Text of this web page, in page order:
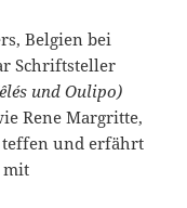
Belgien bei
Schriftsteller
und Oulipo)
Rene Margritte,
teffen und erfährt
mit